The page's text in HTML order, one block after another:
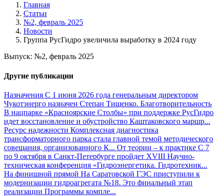
Главная
Статьи
№2, февраль 2025
Новости
Группа РусГидро увеличила выработку в 2024 году
Выпуск: №2, февраль 2025
Другие публикации
Назначения С 1 июня 2026 года генеральным директором
Чукотэнерго назначен Степан Тищенко. Благотворительность
В нацпарке «Красноярские Столбы» при поддержке РусГидро
идет восстановление и обустройство Каштаковского маршр...
Ресурс надежности Комплексная диагностика
трансформаторного парка стала главной темой методического
совещания, организованного К... От теории – к практике С 7
по 9 октября в Санкт-Петербурге пройдет XVIII Научно-
техническая конференция «Гидроэнергетика. Гидротехник...
На финишной прямой На Саратовской ГЭС приступили к
модернизации гидроагрегата №18. Это финальный этап
реализации Программы компле...